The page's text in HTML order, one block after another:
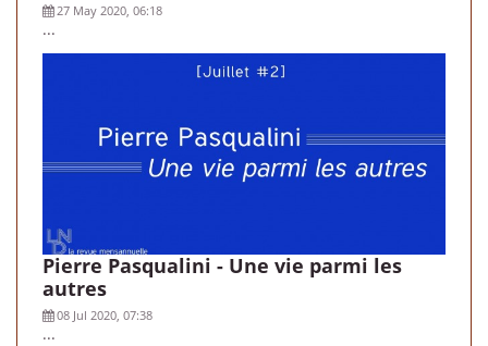
27 May 2020, 06:18
...
Pierre Pasqualini - Une vie parmi les
autres
08 Jul 2020, 07:38
...